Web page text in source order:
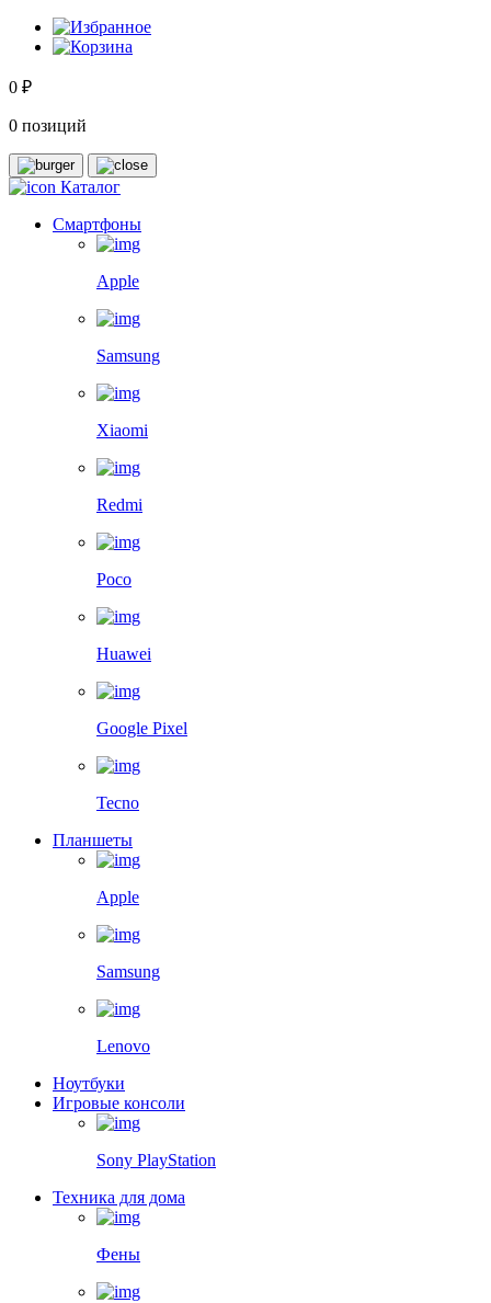
0 ₽
0 позиций
Каталог
Смартфоны
Apple
Samsung
Xiaomi
Redmi
Poco
Huawei
Google Pixel
Tecno
Планшеты
Apple
Samsung
Lenovo
Ноутбуки
Игровые консоли
Sony PlayStation
Техника для дома
Фены